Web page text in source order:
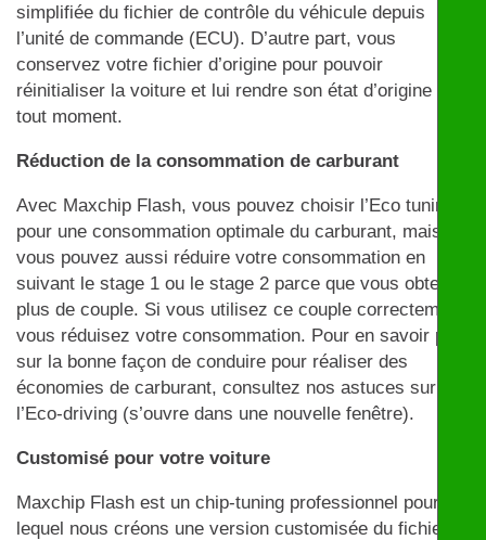
simplifiée du fichier de contrôle du véhicule depuis
l’unité de commande (ECU). D’autre part, vous
conservez votre fichier d’origine pour pouvoir
réinitialiser la voiture et lui rendre son état d’origine à
tout moment.
Réduction de la consommation de carburant
Avec Maxchip Flash, vous pouvez choisir l’Eco tuning
pour une consommation optimale du carburant, mais
vous pouvez aussi réduire votre consommation en
suivant le stage 1 ou le stage 2 parce que vous obtenez
plus de couple. Si vous utilisez ce couple correctement,
vous réduisez votre consommation. Pour en savoir plus
sur la bonne façon de conduire pour réaliser des
économies de carburant, consultez nos astuces sur
l’Eco-driving (s’ouvre dans une nouvelle fenêtre).
Customisé pour votre voiture
Maxchip Flash est un chip-tuning professionnel pour
lequel nous créons une version customisée du fichier